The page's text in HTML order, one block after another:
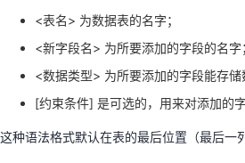
播
活
的
注
我
开
的
我
<表名> 为数据表的名字；
<新字段名> 为所要添加的字段的名字
<数据类型> 为所要添加的字段能存储
[约束条件] 是可选的，用来对添加的字
这种语法格式默认在表的最后位置（最后一